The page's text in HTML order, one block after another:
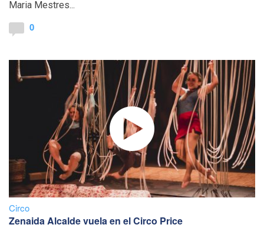
Maria Mestres...
0
Circo
Zenaida Alcalde vuela en el Circo Price